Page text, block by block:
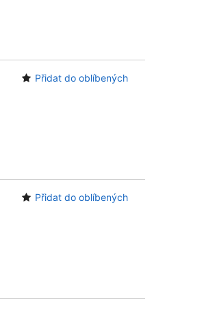
Přidat do oblíbených
Přidat do oblíbených